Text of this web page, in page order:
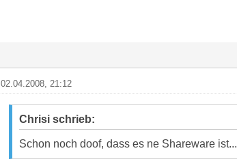
02.04.2008, 21:12
Chrisi schrieb:
Schon noch doof, dass es ne Shareware ist...